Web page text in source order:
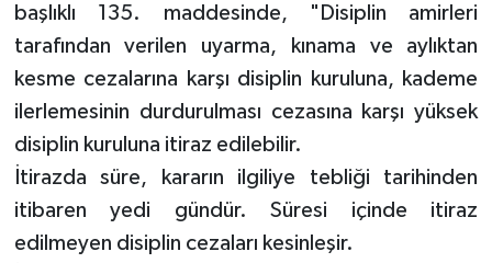
başlıklı 135. maddesinde, "Disiplin amirleri
tarafından verilen uyarma, kınama ve aylıktan
kesme cezalarına karşı disiplin kuruluna, kademe
ilerlemesinin durdurulması cezasına karşı yüksek
disiplin kuruluna itiraz edilebilir.
İtirazda süre, kararın ilgiliye tebliği tarihinden
itibaren yedi gündür. Süresi içinde itiraz
edilmeyen disiplin cezaları kesinleşir.